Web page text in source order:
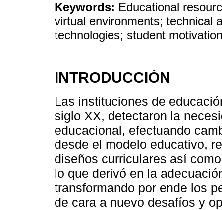
Keywords: Educational
virtual environments; technical
technologies; student motivation
INTRODUCCIÓN
Las instituciones de
siglo XX, detectaron la
educacional, efectuando
desde el modelo educativo,
diseños curriculares así
lo que derivó en la
transformando por ende los
de cara a nuevo desafíos y